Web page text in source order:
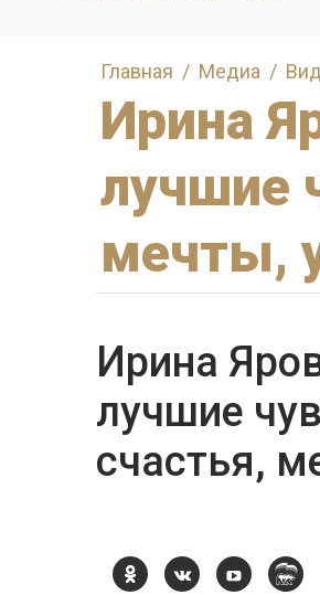
Главная Медиа
Ирина
лучшие
мечты,
Ирина
лучшие
счастья,